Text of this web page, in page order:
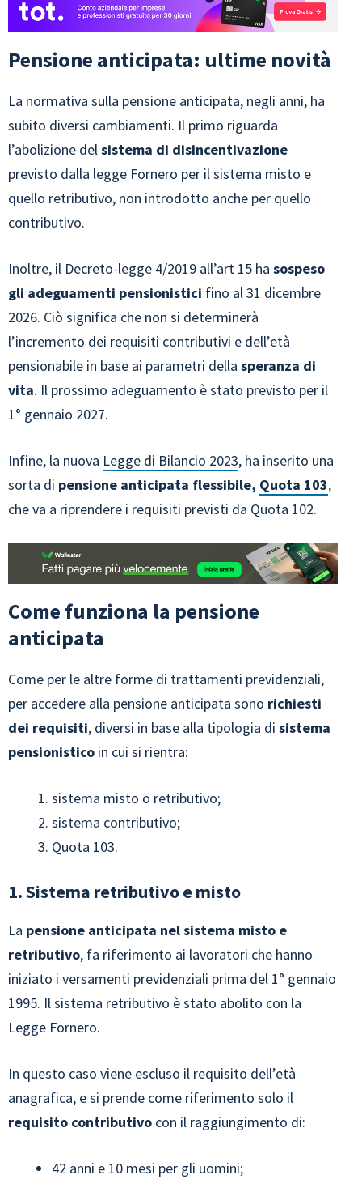
Pensione anticipata: ultime novità
La normativa sulla pensione anticipata, negli anni, ha
subito diversi cambiamenti. Il primo riguarda
l’abolizione delsistema di disincentivazione
previsto dalla legge Fornero per il sistema misto e
quello retributivo, non introdotto anche per quello
contributivo.
Inoltre, il Decreto-legge 4/2019 all’art 15 ha sospeso
gli adeguamenti pensionistici fino al 31 dicembre
2026. Ciò significa che non si determinerà
l’incremento dei requisiti contributivi e dell’età
pensionabile in base ai parametri della speranza di
vita. Il prossimo adeguamento è stato previsto per il
1° gennaio 2027.
Infine, la nuova Legge di Bilancio 2023, ha inserito una
sorta di pensione anticipata flessibile, Quota 103,
che va a riprendere i requisiti previsti da Quota 102.
Come funziona la pensione
anticipata
Come per le altre forme di trattamenti previdenziali,
per accedere alla pensione anticipata sono richiesti
dei requisiti, diversi in base alla tipologia di sistema
pensionistico in cui si rientra:
sistema misto o retributivo;
sistema contributivo;
Quota 103.
1. Sistema retributivo e misto
La pensione anticipata nel sistema misto e
retributivo, fa riferimento ai lavoratori che hanno
iniziato i versamenti previdenziali prima del 1° gennaio
1995. Il sistema retributivo è stato abolito con la
Legge Fornero.
In questo caso viene escluso il requisito dell’età
anagrafica, e si prende come riferimento solo il
requisito contributivo con il raggiungimento di:
42 anni e 10 mesi per gli uomini;